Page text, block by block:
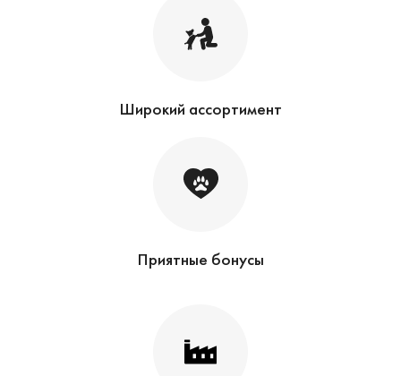
Широкий ассортимент
Приятные бонусы